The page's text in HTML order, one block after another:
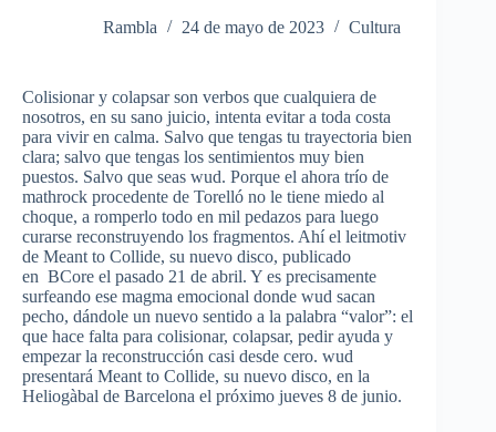
Rambla 24 de mayo de 2023 Cultura
Colisionar y colapsar son verbos que cualquiera de
nosotros, en su sano juicio, intenta evitar a toda costa
para vivir en calma. Salvo que tengas tu trayectoria bien
clara; salvo que tengas los sentimientos muy bien
puestos. Salvo que seas wud. Porque el ahora trío de
mathrock procedente de Torelló no le tiene miedo al
choque, a romperlo todo en mil pedazos para luego
curarse reconstruyendo los fragmentos. Ahí el leitmotiv
de Meant to Collide, su nuevo disco, publicado
en BCore el pasado 21 de abril. Y es precisamente
surfeando ese magma emocional donde wud sacan
pecho, dándole un nuevo sentido a la palabra “valor”: el
que hace falta para colisionar, colapsar, pedir ayuda y
empezar la reconstrucción casi desde cero. wud
presentará Meant to Collide, su nuevo disco, en la
Heliogàbal de Barcelona el próximo jueves 8 de junio.